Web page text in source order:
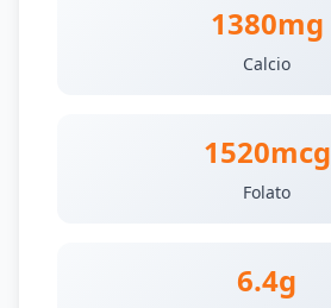
1380mg
Calcio
1520mcg
Folato
6.4g